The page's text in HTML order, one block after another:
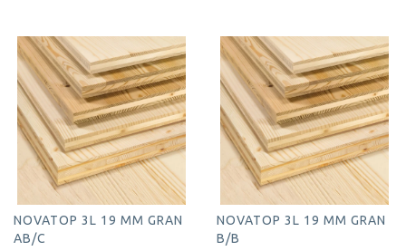
NOVATOP 3L 19 MM GRAN
AB/C
NOVATOP 3L 19 MM GRAN
B/B